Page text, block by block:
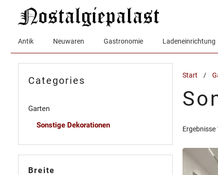
Antik Neuwaren Gastronomie Ladeneinrichtung
Start /
Categories
Garten
Sonstige Dekorationen
Breite